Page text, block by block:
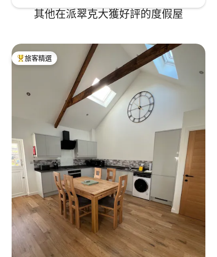
其他在派翠克大獲好評的度假屋
旅客精選榜首
旅客精選